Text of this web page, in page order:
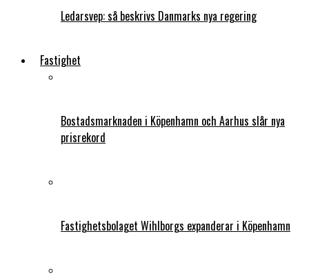
Ledarsvep: så beskrivs Danmarks nya regering
Fastighet
Bostadsmarknaden i Köpenhamn och Aarhus slår nya
prisrekord
Fastighetsbolaget Wihlborgs expanderar i Köpenhamn